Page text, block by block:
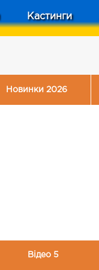
Кастинги
Новинки 2026
Відео 5